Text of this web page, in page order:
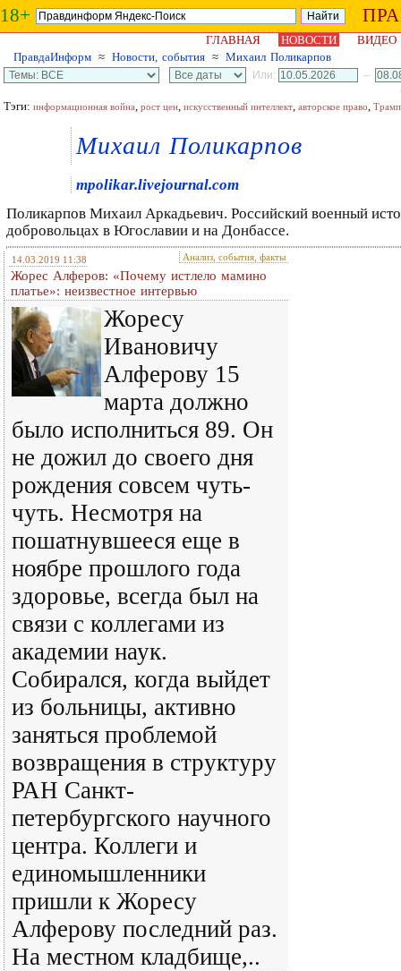
18+
ГЛАВНАЯ НОВОСТИ
ВИДЕО
ПравдаИнформ ≈ Новости, события ≈ Михаил Поликарпов
Или:
–
Тэги: информационная война, рост цен, искусственный интеллект, авторское право, Трамп
Михаил Поликарпов
mpolikar.livejournal.com
Поликарпов Михаил Аркадьевич. Российский военный
добровольцах в Югославии и на Донбассе.
14.03.2019 11:38 Анализ, события, факты
Жорес Алферов: «Почему истлело мамино
платье»: неизвестное интервью
Жоресу
Ивановичу
Алферову 15
марта должно
было исполниться 89. Он
не дожил до своего дня
рождения совсем чуть-
чуть. Несмотря на
пошатнувшееся еще в
ноябре прошлого года
здоровье, всегда был на
связи с коллегами из
академии наук.
Собирался, когда выйдет
из больницы, активно
заняться проблемой
возвращения в структуру
РАН Санкт-
петербургского научного
центра. Коллеги и
единомышленники
пришли к Жоресу
Алферову последний раз.
На местном кладбище,..